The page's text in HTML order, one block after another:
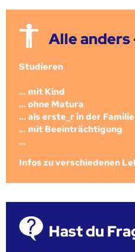
Alle anders
Studieren
... mit Kind
... ohne Matura
... als erste_r in der Familie
... mit Beeinträchtigung
...
Infos zu verschiedenen
Hast du